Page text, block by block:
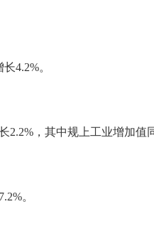
长4.2%。
2.2%，其中规上工业增加值
7.2%。